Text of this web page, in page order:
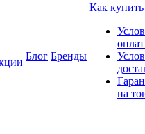
Блог Бренды
Как купить
на